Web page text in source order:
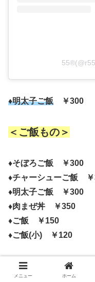
♦明太子ご飯 ￥300
＜ご飯もの＞
♦そぼろご飯 ￥300
♦チャーシューご飯
♦明太子ご飯 ￥300
♦肉まぜ丼 ￥350
♦ご飯 ￥150
♦ご飯(小) ￥120
＜味変アイテム＞
メニュー ホーム